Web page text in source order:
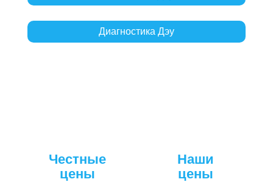
Диагностика Дэу
Честные
цены
Наши
цены